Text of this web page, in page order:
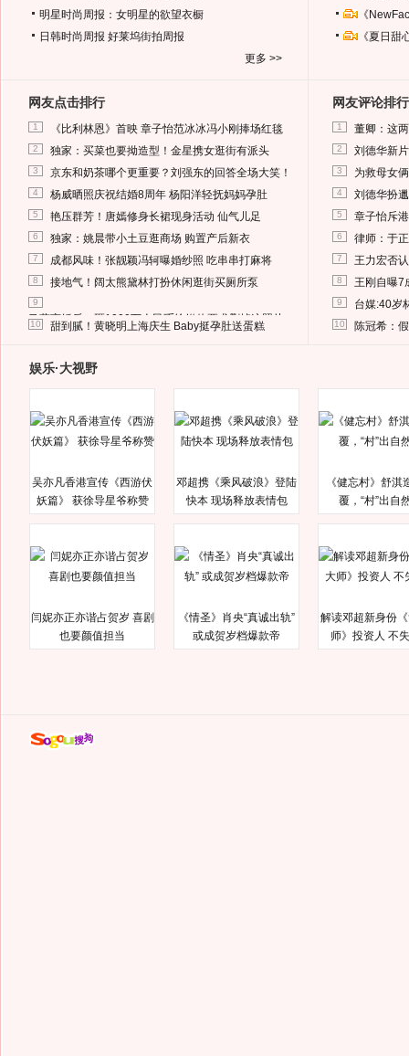
明星时尚周报：女明星的欲望衣橱
日韩时尚周报 好莱坞街拍周报
更多 >>
《
《夏日
网友点击排行
1 《比利林恩》首映 章子怡范冰冰冯小刚捧场红毯
2 独家：买菜也要拗造型！金星携女逛街有派头
3 京东和奶茶哪个更重要？刘强东的回答全场大笑！
4 杨威晒照庆祝结婚8周年 杨阳洋轻抚妈妈孕肚
5 艳压群芳！唐嫣修身长裙现身活动 仙气儿足
6 独家：姚晨带小土豆逛商场 购置产后新衣
7 成都风味！张靓颖冯轲曝婚纱照 吃串串打麻将
8 接地气！阔太熊黛林打扮休闲逛街买厕所泵
9
马蓉离婚后，砸1000万人民币给媒体要求删掉这照片
10 甜到腻！黄晓明上海庆生 Baby挺孕肚送蛋糕
网友评论排行
1 董卿：这
2 刘德华新
3 为救母女
4 刘德华扮
5 章子怡斥
6 律师：于
7 王力宏否
8 王刚自曝7
9 台媒:40岁
10 陈冠希：
娱乐·大视野
吴亦凡香港宣传《西游伏
妖篇》 获徐导星爷称赞
邓超携《乘风破浪》登陆
快本 现场释放表情包
《健忘村》舒淇
覆，“村”出自
闫妮亦正亦谐占贺岁 喜剧
也要颜值担当
《情圣》肖央“真诚出轨”
或成贺岁档爆款帝
解读邓超新身份
师》投资人 不